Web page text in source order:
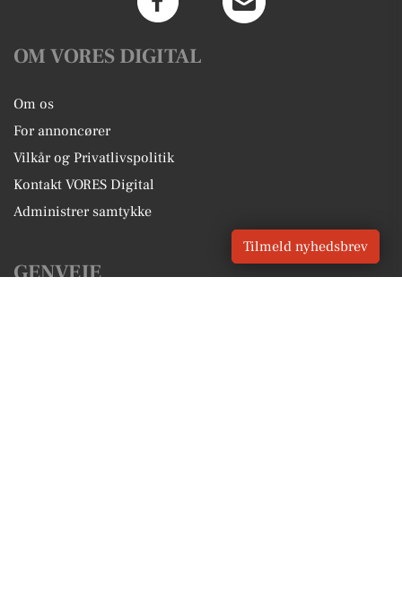
OM VORES DIGITAL
Om os
For annoncører
Vilkår og Privatlivspolitik
Kontakt VORES Digital
Administrer samtykke
GENVEJE
Tilmeld nyhedsbrev